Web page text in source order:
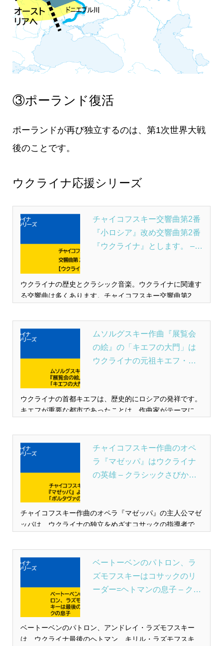
③ポーランド復活
ポーランドが再び独立するのは、第1次世界大戦
後のことです。
ウクライナ応援シリーズ
チャイコフスキー交響曲第2番
『小ロシア』改め交響曲第2番
『ウクライナ』とします。 –
ウクライナの歴史とクラシック音楽。ウクライナに関連す
る交響曲は多くあります。チャイコフスキー交響曲第2番
意味だとしている。
ムソルグスキー作曲『展覧会
の絵』の「キエフの大門」は
ウクライナの元祖キエフ・ル
ウクライナの首都キエフは、歴史的にロシアの発祥です。
キエフが重要な都市であったことは、作曲家がテーマにと
キー作曲『展覧会の絵』の1場面「キエフの大門」があり
ます。ウクライナの賢公が設けた門です。
チャイコフスキー作曲のオペ
ラ『マゼッパ』はウクライナ
の英雄 – クラシックさびから
チャイコフスキー作曲のオペラ『マゼッパ』の主人公マゼ
ッパは、ウクライナの独立をめざすコサックの指導者で
された自警団。コサックの地をウクライナとよぶようにな
りました。
ベートーベンのパトロン、ラ
ズモフスキーはコサックのリ
ーダー=ヘトマンの息子 – クラ
ベートーベンのパトロン、アンドレイ・ラズモフスキー
は、ウクライナ最後のヘトマン、キリル・ラズモフスキー